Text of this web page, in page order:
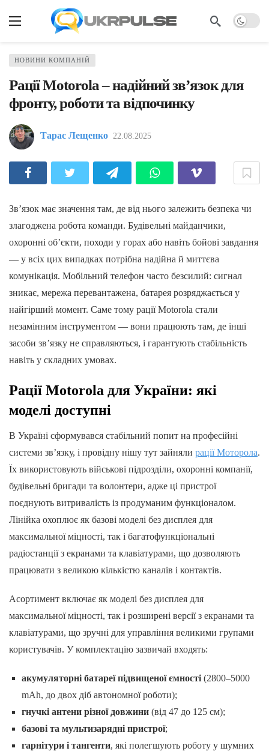
НОВИНИ КОМПАНІЙ
Рації Motorola – надійний зв’язок для
фронту, роботи та відпочинку
Тарас Лещенко 22.08.2025
Зв’язок має значення там, де від нього залежить безпека чи
злагоджена робота команди. Будівельні майданчики,
охоронні об’єкти, походи у горах або навіть бойові завдання
— у всіх цих випадках потрібна надійна й миттєва
комунікація. Мобільний телефон часто безсилий: сигнал
зникає, мережа перевантажена, батарея розряджається у
найгірший момент. Саме тому рації Motorola стали
незамінним інструментом — вони працюють там, де інші
засоби зв’язку не справляються, і гарантують стабільність
навіть у складних умовах.
Рації Motorola для України: які
моделі доступні
В Україні сформувався стабільний попит на професійні
системи зв’язку, і провідну нішу тут зайняли рації Моторола.
Їх використовують військові підрозділи, охоронні компанії,
будівельні бригади та волонтери, адже ці пристрої
поєднують витривалість із продуманим функціоналом.
Лінійка охоплює як базові моделі без дисплея для
максимальної міцності, так і багатофункціональні
радіостанції з екранами та клавіатурами, що дозволяють
працювати з великою кількістю каналів і контактів.
Асортимент включає як моделі без дисплея для
максимальної міцності, так і розширені версії з екранами та
клавіатурами, що зручні для управління великими групами
користувачів. У комплектацію зазвичай входять:
акумуляторні батареї підвищеної ємності(2800–5000
mAh, до двох діб автономної роботи);
гнучкі антени різної довжини(від 47 до 125 см);
базові та мультизарядні пристрої;
гарнітури і тангенти, які полегшують роботу у шумних